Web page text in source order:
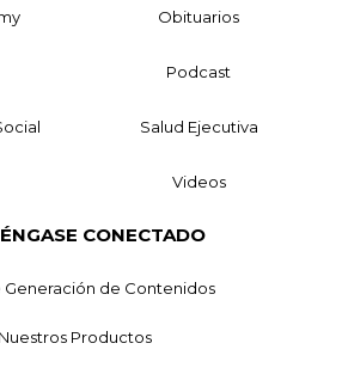
Obituarios
Podcast
Salud Ejecutiva
Videos
CONECTADO
Generación de Contenidos
Nuestros Productos